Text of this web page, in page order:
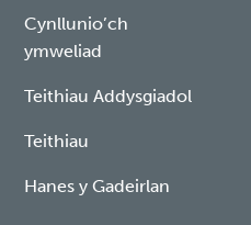
Cynllunio’ch
ymweliad
Teithiau Addysgiadol
Teithiau
Hanes y Gadeirlan